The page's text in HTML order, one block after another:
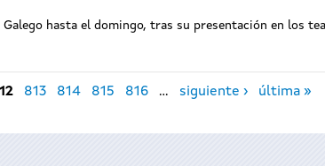
hasta el domingo, tras su presentación en los
813 814 815 816 … siguiente › última »